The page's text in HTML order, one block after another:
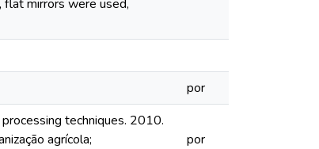
mirrors were used,
por
techniques. 2010.
agrícola;
por